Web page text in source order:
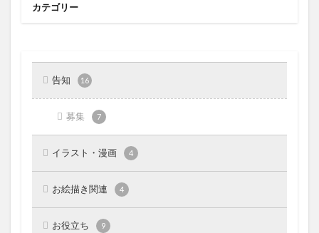
カテゴリー
告知 16
募集 7
イラスト・漫画 4
お絵描き関連 4
お役立ち 9